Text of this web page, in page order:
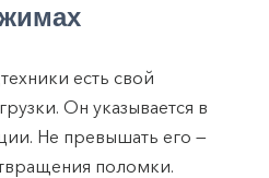
есть свой
Он указывается в
Не превышать его —
поломки.